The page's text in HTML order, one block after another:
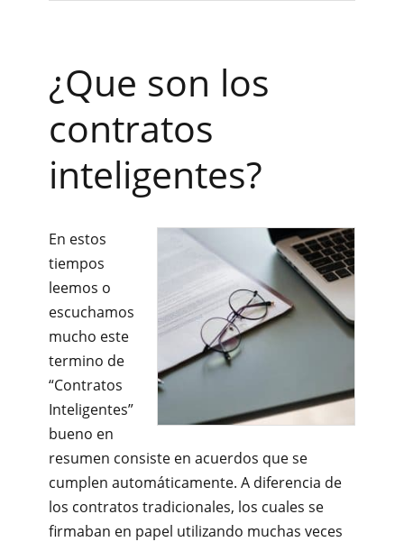
¿Que son los
contratos
inteligentes?
En estos
tiempos
leemos o
escuchamos
mucho este
termino de
“Contratos
Inteligentes”
bueno en
resumen consiste en acuerdos que se
cumplen automáticamente. A diferencia de
los contratos tradicionales, los cuales se
firmaban en papel utilizando muchas veces